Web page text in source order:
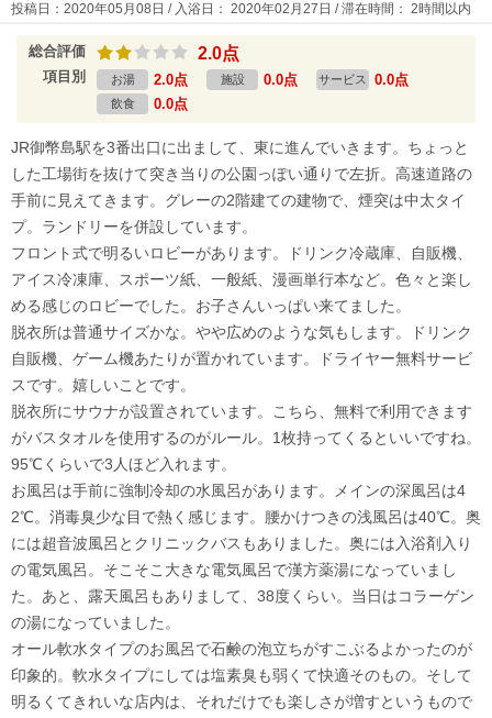
投稿日：2020年05月08日 / 入浴日： 2020年02月27日 / 滞在時間： 2時間以内
総合評価 2.0点
項目別 お湯 2.0点 施設 0.0点 サービス 0.0点
飲食 0.0点
JR御幣島駅を3番出口に出まして、東に進んでいきます。ちょっと
した工場街を抜けて突き当りの公園っぽい通りで左折。高速道路の
手前に見えてきます。グレーの2階建ての建物で、煙突は中太タイ
プ。ランドリーを併設しています。
フロント式で明るいロビーがあります。ドリンク冷蔵庫、自販機、
アイス冷凍庫、スポーツ紙、一般紙、漫画単行本など。色々と楽し
める感じのロビーでした。お子さんいっぱい来てました。
脱衣所は普通サイズかな。やや広めのような気もします。ドリンク
自販機、ゲーム機あたりが置かれています。ドライヤー無料サービ
スです。嬉しいことです。
脱衣所にサウナが設置されています。こちら、無料で利用できます
がバスタオルを使用するのがルール。1枚持ってくるといいですね。
95℃くらいで3人ほど入れます。
お風呂は手前に強制冷却の水風呂があります。メインの深風呂は4
2℃。消毒臭少な目で熱く感じます。腰かけつきの浅風呂は40℃。奥
には超音波風呂とクリニックバスもありました。奥には入浴剤入り
の電気風呂。そこそこ大きな電気風呂で漢方薬湯になっていまし
た。あと、露天風呂もありまして、38度くらい。当日はコラーゲン
の湯になっていました。
オール軟水タイプのお風呂で石鹸の泡立ちがすこぶるよかったのが
印象的。軟水タイプにしては塩素臭も弱くて快適そのもの。そして
明るくてきれいな店内は、それだけでも楽しさが増すというもので